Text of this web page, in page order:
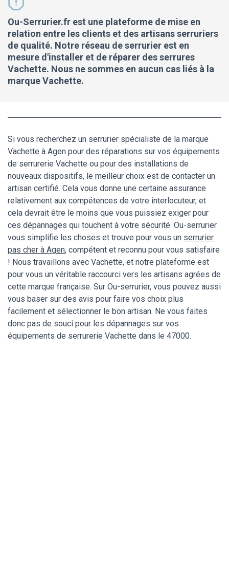
Ou-Serrurier.fr est une plateforme de mise en
relation entre les clients et des artisans serruriers
de qualité. Notre réseau de serrurier est en
mesure d'installer et de réparer des serrures
Vachette. Nous ne sommes en aucun cas liés à la
marque Vachette.
Si vous recherchez un serrurier spécialiste de la marque
Vachette à Agen pour des réparations sur vos équipements
de serrurerie Vachette ou pour des installations de
nouveaux dispositifs, le meilleur choix est de contacter un
artisan certifié. Cela vous donne une certaine assurance
relativement aux compétences de votre interlocuteur, et
cela devrait être le moins que vous puissiez exiger pour
ces dépannages qui touchent à votre sécurité. Ou-serrurier
vous simplifie les choses et trouve pour vous un serrurier
pas cher à Agen, compétent et reconnu pour vous satisfaire
! Nous travaillons avec Vachette, et notre plateforme est
pour vous un véritable raccourci vers les artisans agrées de
cette marque française. Sur Ou-serrurier, vous pouvez aussi
vous baser sur des avis pour faire vos choix plus
facilement et sélectionner le bon artisan. Ne vous faites
donc pas de souci pour les dépannages sur vos
équipements de serrurerie Vachette dans le 47000.